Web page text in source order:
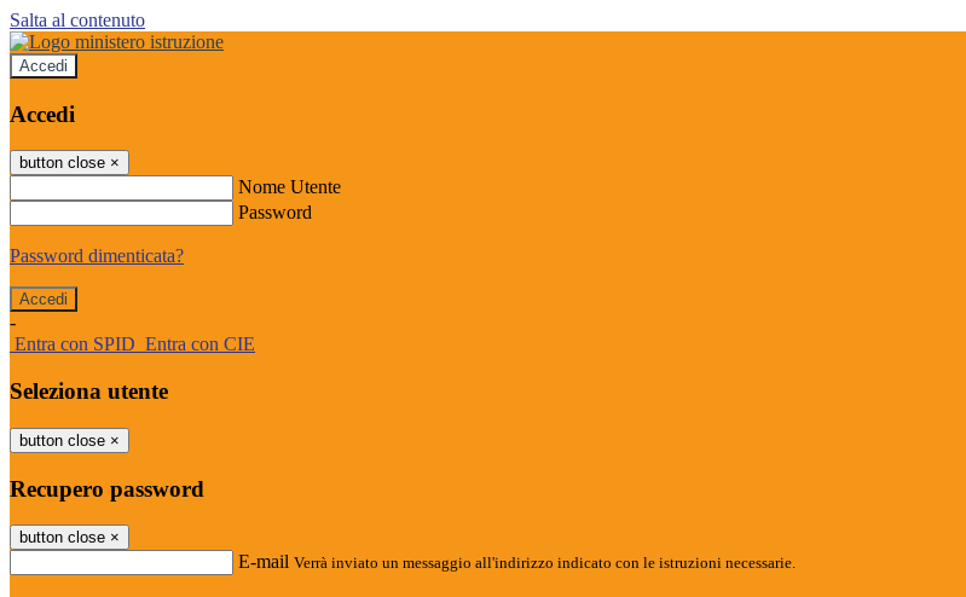
Salta al contenuto
Accedi
Accedi
button close ×
Nome Utente
Password
Password dimenticata?
-
Entra con SPID Entra con CIE
Seleziona utente
button close ×
Recupero password
button close ×
E-mail Verrà inviato un messaggio all'indirizzo indicato con le istruzioni necessarie.